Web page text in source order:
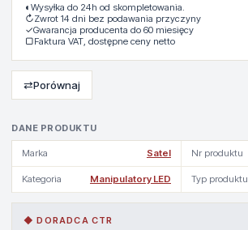
DANE PRODUKTU
Marka Satel Nr produktu
Kategoria Manipulatory LED Typ produktu
◆ DORADCA CTR
◐ Wysyłka do 24h od skompletowania.
↻Zwrot 14 dni bez podawania przyczyny
✓Gwarancja producenta do 60 miesięcy
▢Faktura VAT, dostępne ceny netto
⇄Porównaj